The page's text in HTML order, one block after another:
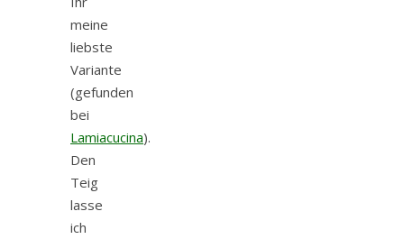
meine
liebste
Variante
(gefunden
bei
Lamiacucina).
Den
Teig
lasse
ich